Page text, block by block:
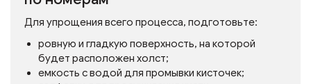
Для упрощения всего процесса, подготовьте:
ровную и гладкую поверхность, на которой
будет расположен холст;
емкость с водой для промывки кисточек;